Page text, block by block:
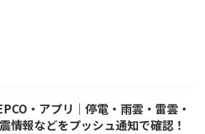
・アプリ｜停電・雨雲・雷雲・
情報などをプッシュ通知で確認！